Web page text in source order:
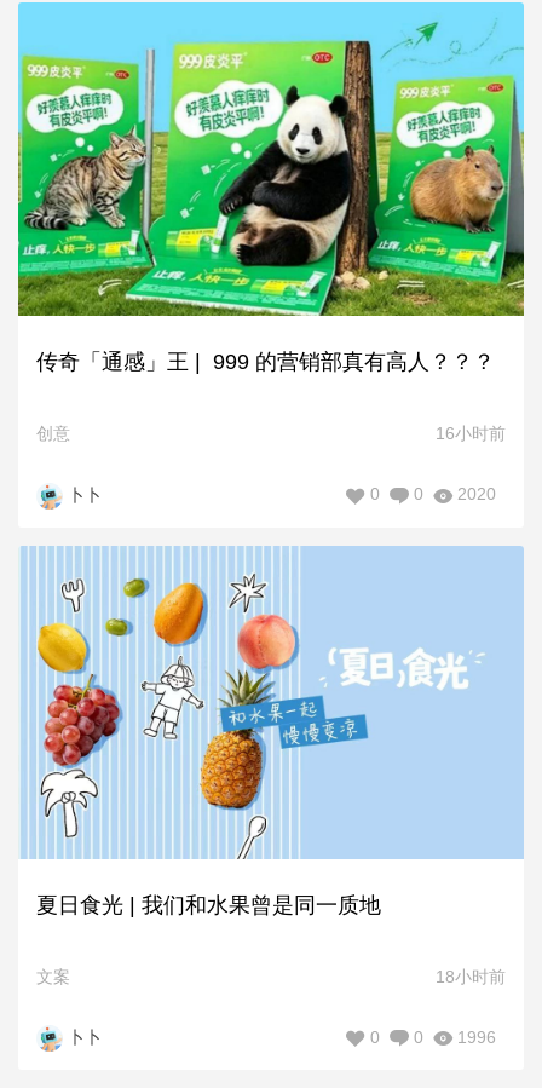
传奇「通感」王 | 999 的营销部真有高人？？？
创意 16小时前
卜卜 2020
0
0
夏日食光 | 我们和水果曾是同一质地
文案 18小时前
卜卜 1996
0
0